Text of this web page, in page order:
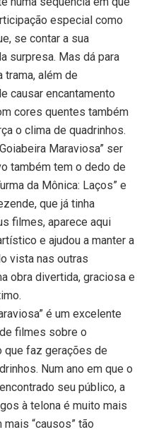
especial como
se contar a sua
surpresa. Mas dá para
além de
causar encantamento
cores quentes também
o clima de quadrinhos.
Maraviosa” ser
também tem o dedo de
da Mônica: Laços” e
que já tinha
filmes, aparece aqui
e ajudou a manter a
vista nas outras
obra divertida, graciosa e
é um excelente
filmes sobre o
que faz gerações de
Num ano em que o
seu público, a
à telona é muito mais
“causos” tão